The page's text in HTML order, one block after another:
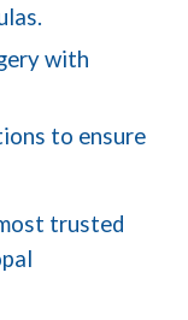
with
to ensure
trusted